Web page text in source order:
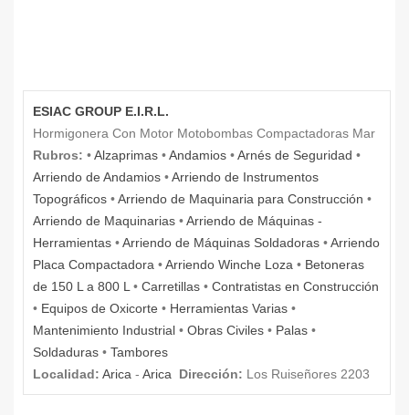
ESIAC GROUP E.I.R.L.
Hormigonera Con Motor Motobombas Compactadoras Mar
Rubros: •Alzaprimas •Andamios •Arnés de Seguridad •
Arriendo de Andamios •Arriendo de Instrumentos
Topográficos •Arriendo de Maquinaria para Construcción •
Arriendo de Maquinarias •Arriendo de Máquinas -
Herramientas •Arriendo de Máquinas Soldadoras •Arriendo
Placa Compactadora •Arriendo Winche Loza • Betoneras
de 150 L a 800 L • Carretillas • Contratistas en Construcción
• Equipos de Oxicorte • Herramientas Varias •
Mantenimiento Industrial • Obras Civiles • Palas •
Soldaduras • Tambores
Localidad: Arica - Arica Dirección: Los Ruiseñores 2203